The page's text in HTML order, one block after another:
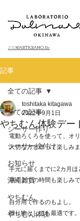
​2013©ARTIGIANO.llc
記事
全ての記事
シーサー作り
シーサー絵付け
お知らせ
沖縄雑貨
やちむん
やちむん体験
全ての記事
やちむん体験デー
toshitaka kitagawa
2022年9月1日
電動ろくろを使って、オ
大切な方と作って楽しみ
手元に届くまでに2カ月ほ
届くまでの時間も楽しみ
自分用で作るのもよし。
贈り物としても最適です。